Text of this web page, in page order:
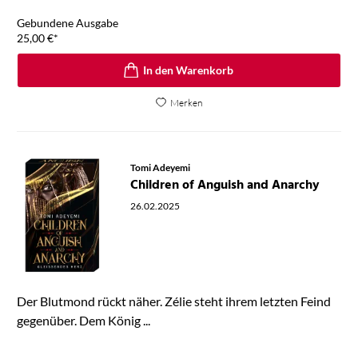
Gebundene Ausgabe
25,00€*
In den Warenkorb
Merken
Tomi Adeyemi
Children of Anguish and Anarchy
26.02.2025
Der Blutmond rückt näher. Zélie steht ihrem letzten Feind
gegenüber. Dem König ...